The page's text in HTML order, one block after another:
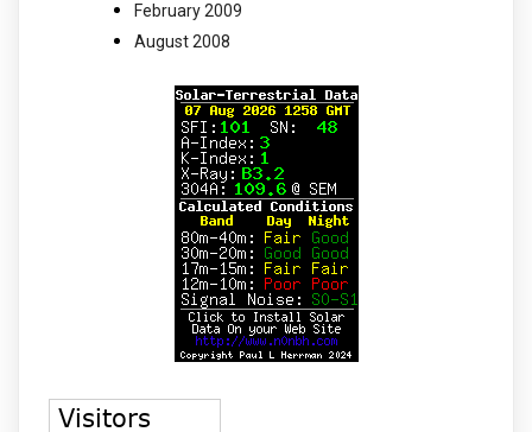
February 2009
August 2008